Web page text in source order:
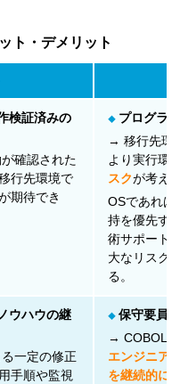
ト・デメリット
検証済みの
確認された
行先環境で
期待でき
◆ プログラ
→ 移行先環
より実行環
スクが考え
OSであれば
持を優先す
術サポート
大なリスク
る。
ウハウの継
一定の修正
手順や監視
◆ 保守要員
→ COBOL
エンジニア
を継続的に